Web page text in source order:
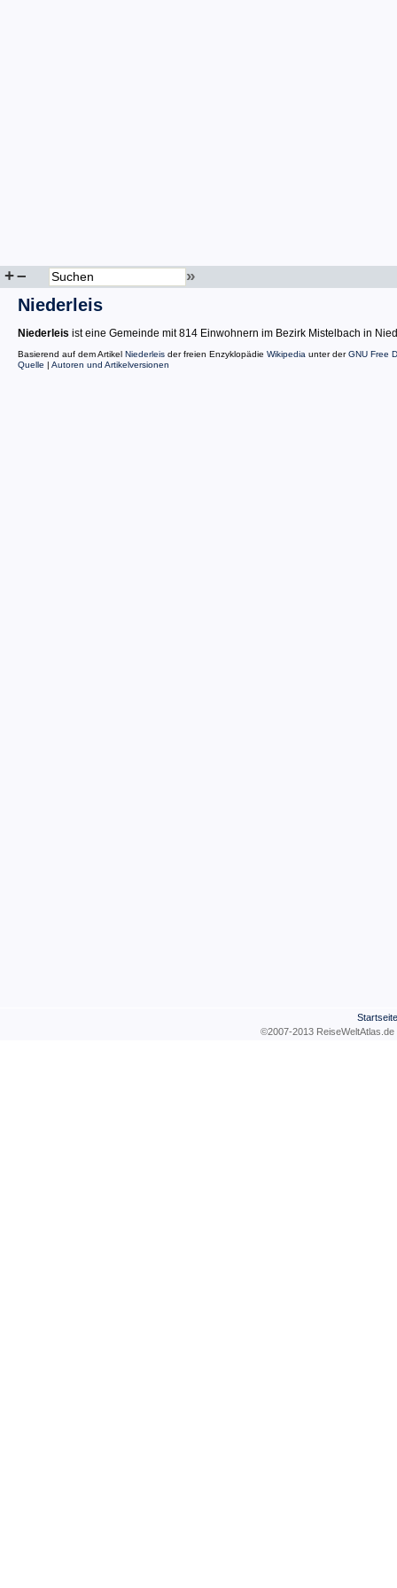
+– »
Niederleis
Niederleis ist eine Gemeinde mit 814 Einwohnern im Bezirk Mistelbach in
Basierend auf dem Artikel Niederleis der freien Enzyklopädie Wikipedia unter derGNU Free
Quelle | Autoren und Artikelversionen
Startseite
©2007-2013